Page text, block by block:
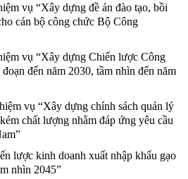
vụ “Xây dựng đề án đào tạo, bồi
cán bộ công chức Bộ Công
vụ “Xây dựng Chiến lược Công
đến năm 2030, tầm nhìn đến năm
vụ “Xây dựng chính sách quản lý
chất lượng nhằm đáp ứng yêu cầu
lược kinh doanh xuất nhập khẩu gạo
nhìn 2045”